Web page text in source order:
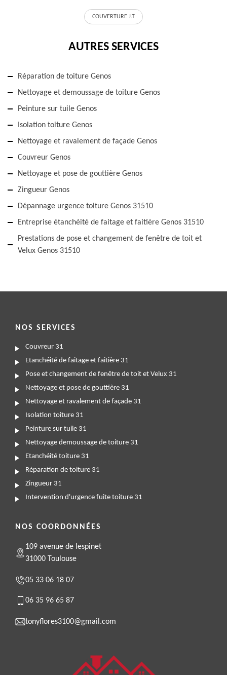
COUVERTURE J.T
AUTRES SERVICES
Réparation de toiture Genos
Nettoyage et demoussage de toiture Genos
Peinture sur tuile Genos
Isolation toiture Genos
Nettoyage et ravalement de façade Genos
Couvreur Genos
Nettoyage et pose de gouttière Genos
Zingueur Genos
Dépannage urgence toiture Genos 31510
Entreprise étanchéité de faitage et faitière Genos 31510
Prestations de pose et changement de fenêtre de toit et
Velux Genos 31510
NOS SERVICES
Couvreur 31
Etanchéité de faitage et faitière 31
Pose et changement de fenêtre de toit et Velux 31
Nettoyage et pose de gouttière 31
Nettoyage et ravalement de façade 31
Isolation toiture 31
Peinture sur tuile 31
Nettoyage demoussage de toiture 31
Etanchéité toiture 31
Réparation de toiture 31
Zingueur 31
Intervention d'urgence fuite toiture 31
NOS COORDONNÉES
109 avenue de lespinet
31000 Toulouse
05 33 06 18 07
06 35 96 65 87
tonyflores3100@gmail.com